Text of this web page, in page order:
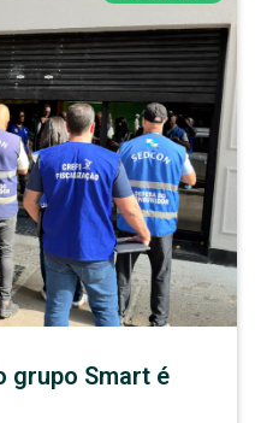
grupo Smart é